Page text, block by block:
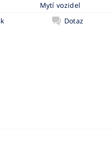
Mytí vozidel
Dotaz